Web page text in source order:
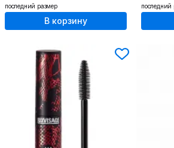
последний размер
В корзину
последний